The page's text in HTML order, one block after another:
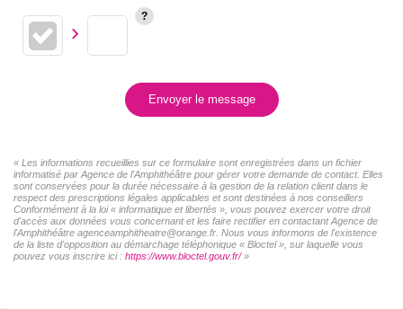
Envoyer le message
« Les informations recueillies sur ce formulaire sont enregistrées dans un fichier
informatisé par Agence de l'Amphithéâtre pour gérer votre demande de contact. Elles
sont conservées pour la durée nécessaire à la gestion de la relation client dans le
respect des prescriptions légales applicables et sont destinées à nos conseillers
Conformément à la loi « informatique et libertés », vous pouvez exercer votre droit
d'accès aux données vous concernant et les faire rectifier en contactant Agence de
l'Amphithéâtre agenceamphitheatre@orange.fr. Nous vous informons de l'existence
de la liste d'opposition au démarchage téléphonique « Bloctel », sur laquelle vous
pouvez vous inscrire ici : https://www.bloctel.gouv.fr/»